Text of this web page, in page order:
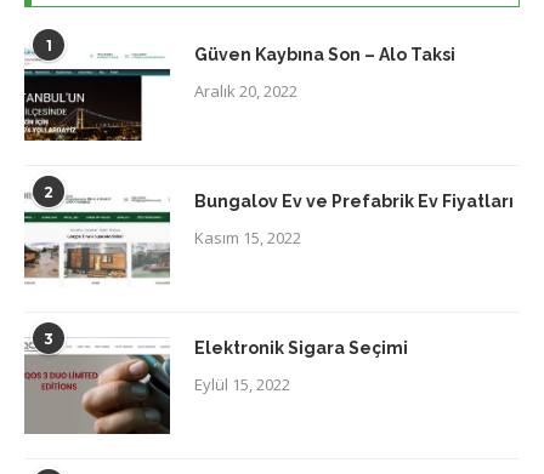
1 Güven Kaybına Son – Alo Taksi
Aralık 20, 2022
2 Bungalov Ev ve Prefabrik Ev Fiyatları
Kasım 15, 2022
3 Elektronik Sigara Seçimi
Eylül 15, 2022